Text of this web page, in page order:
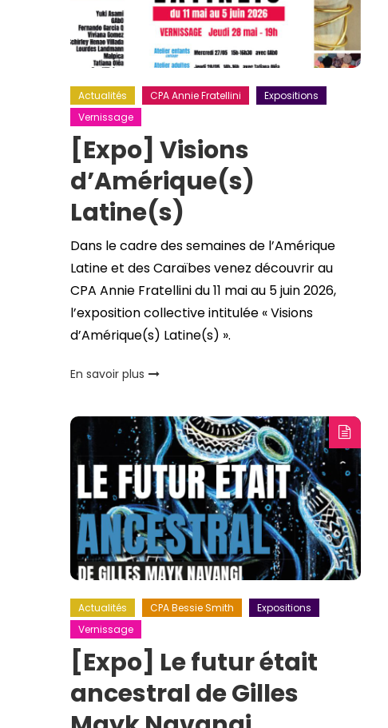
Actualités CPA Annie Fratellini
Expositions
Vernissage
[Expo] Visions
d’Amérique(s)
Latine(s)
Dans le cadre des semaines de l’Amérique
Latine et des Caraïbes venez découvrir au
CPA Annie Fratellini du 11 mai au 5 juin 2026,
l’exposition collective intitulée « Visions
d’Amérique(s) Latine(s) ».
En savoir plus
Actualités CPA Bessie Smith
Expositions
Vernissage
[Expo] Le futur était
ancestral de Gilles